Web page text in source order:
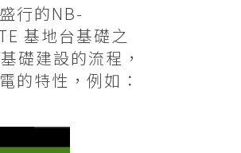
行的NB-
基地台基礎之
礎建設的流程，
的特性，例如：